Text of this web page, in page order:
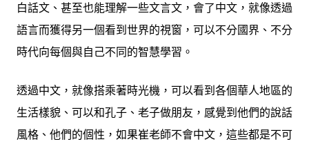
白話文、甚至也能理解一些文言文，會了中文，就像透過
語言而獲得另一個看到世界的視窗，可以不分國界、不分
時代向每個與自己不同的智慧學習。
透過中文，就像搭乘著時光機，可以看到各個華人地區的
生活樣貌、可以和孔子、老子做朋友，感覺到他們的說話
風格、他們的個性，如果崔老師不會中文，這些都是不可